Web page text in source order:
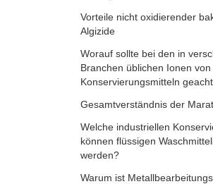
Vorteile nicht oxidierender
Algizide
Worauf sollte bei den in
Branchen üblichen Ionen von
Konservierungsmitteln
Gesamtverständnis der
Welche industriellen
können flüssigen
werden?
Warum ist